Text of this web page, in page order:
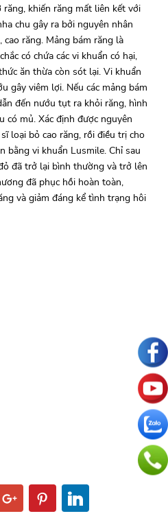
khiến răng mất liên kết với
chu gây ra bởi nguyên nhân
, cao răng. Mảng bám răng là
có chứa các vi khuẩn có hại,
ăn thừa còn sót lại. Vi khuẩn
gây viêm lợi. Nếu các mảng bám
đến nướu tụt ra khỏi răng, hình
có mủ. Xác định được nguyên
loại bỏ cao răng, rồi điều trị cho
bằng vi khuẩn Lusmile. Chỉ sau
đã trở lại bình thường và trở lên
đã phục hồi hoàn toàn,
và giảm đáng kể tình trạng hôi